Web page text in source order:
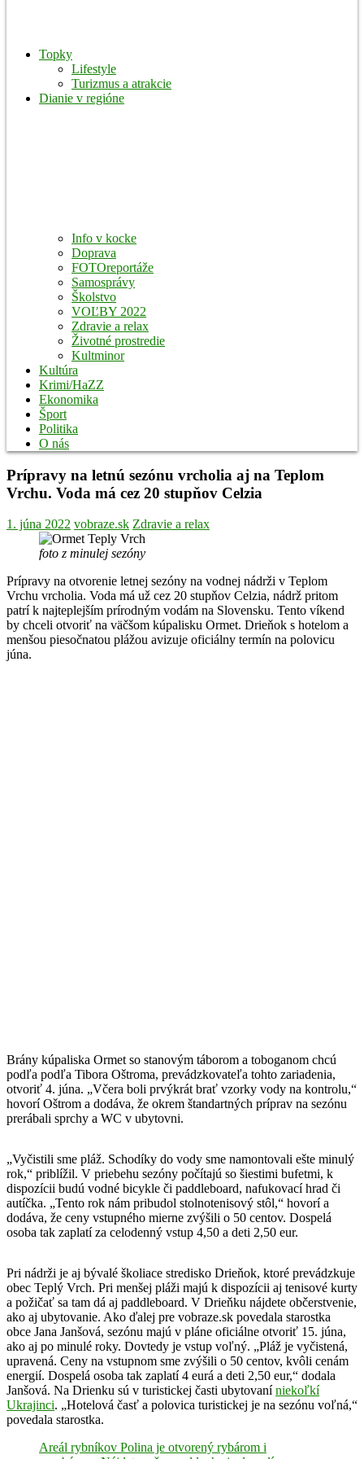
Topky
Lifestyle
Turizmus a atrakcie
Dianie v regióne
Info v kocke
Doprava
FOTOreportáže
Samosprávy
Školstvo
VOĽBY 2022
Zdravie a relax
Životné prostredie
Kultminor
Kultúra
Krimi/HaZZ
Ekonomika
Šport
Politika
O nás
Prípravy na letnú sezónu vrcholia aj na Teplom
Vrchu. Voda má cez 20 stupňov Celzia
1. júna 2022 vobraze.sk Zdravie a relax
foto z minulej sezóny
Prípravy na otvorenie letnej sezóny na vodnej nádrži v Teplom
Vrchu vrcholia. Voda má už cez 20 stupňov Celzia, nádrž pritom
patrí k najteplejším prírodným vodám na Slovensku. Tento víkend
by chceli otvoriť na väčšom kúpalisku Ormet. Drieňok s hotelom a
menšou piesočnatou plážou avizuje oficiálny termín na polovicu
júna.
Brány kúpaliska Ormet so stanovým táborom a toboganom chcú
podľa podľa Tibora Oštroma, prevádzkovateľa tohto zariadenia,
otvoriť 4. júna. „Včera boli prvýkrát brať vzorky vody na kontrolu,“
hovorí Oštrom a dodáva, že okrem štandartných príprav na sezónu
prerábali sprchy a WC v ubytovni.
„Vyčistili sme pláž. Schodíky do vody sme namontovali ešte minulý
rok,“ priblížil. V priebehu sezóny počítajú so šiestimi bufetmi, k
dispozícii budú vodné bicykle či paddleboard, nafukovací hrad či
autíčka. „Tento rok nám pribudol stolnotenisový stôl,“ hovorí a
dodáva, že ceny vstupného mierne zvýšili o 50 centov. Dospelá
osoba tak zaplatí za celodenný vstup 4,50 a deti 2,50 eur.
Pri nádrži je aj bývalé školiace stredisko Drieňok, ktoré prevádzkuje
obec Teplý Vrch. Pri menšej pláži majú k dispozícii aj tenisové kurty
a požičať sa tam dá aj paddleboard. V Drieňku nájdete občerstvenie,
ako aj ubytovanie. Ako ďalej pre vobraze.sk povedala starostka
obce Jana Janšová, sezónu majú v pláne oficiálne otvoriť 15. júna,
ako aj po minulé roky. Dovtedy je vstup voľný. „Pláž je vyčistená,
upravená. Ceny na vstupnom sme zvýšili o 50 centov, kvôli cenám
energií. Dospelá osoba tak zaplatí 4 eurá a deti 2,50 eur,“ dodala
Janšová. Na Drienku sú v turistickej časti ubytovaníniekoľkí
Ukrajinci. „Hotelová časť a polovica turistickej je na sezónu voľná,“
povedala starostka.
Areál rybníkov Polina je otvorený rybárom i